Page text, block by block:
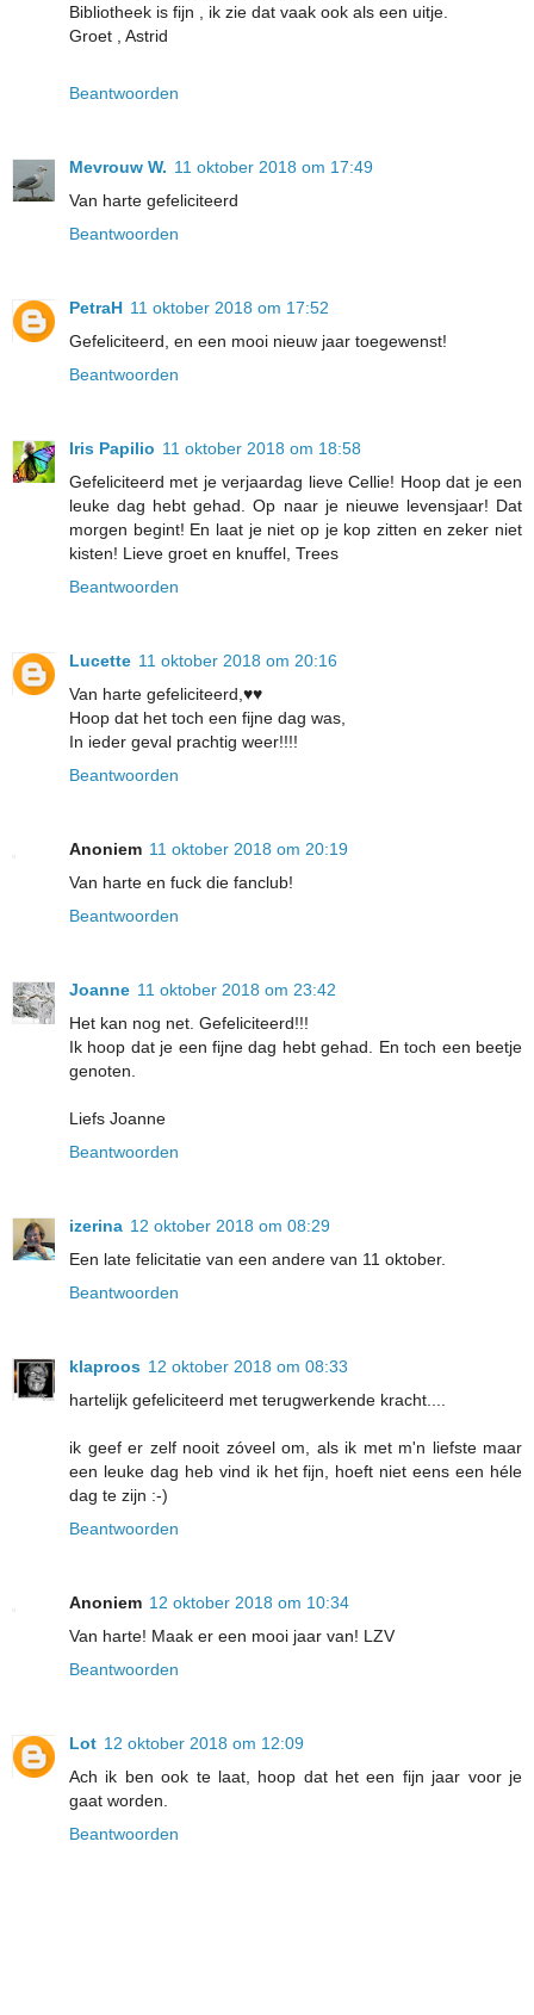
Bibliotheek is fijn , ik zie dat vaak ook als een uitje.
Groet , Astrid
Beantwoorden
Mevrouw W. 11 oktober 2018 om 17:49
Van harte gefeliciteerd
Beantwoorden
PetraH 11 oktober 2018 om 17:52
Gefeliciteerd, en een mooi nieuw jaar toegewenst!
Beantwoorden
Iris Papilio 11 oktober 2018 om 18:58
Gefeliciteerd met je verjaardag lieve Cellie! Hoop dat je een
leuke dag hebt gehad. Op naar je nieuwe levensjaar! Dat
morgen begint! En laat je niet op je kop zitten en zeker niet
kisten! Lieve groet en knuffel, Trees
Beantwoorden
Lucette 11 oktober 2018 om 20:16
Van harte gefeliciteerd,♥♥
Hoop dat het toch een fijne dag was,
In ieder geval prachtig weer!!!!
Beantwoorden
Anoniem 11 oktober 2018 om 20:19
Van harte en fuck die fanclub!
Beantwoorden
Joanne 11 oktober 2018 om 23:42
Het kan nog net. Gefeliciteerd!!!
Ik hoop dat je een fijne dag hebt gehad. En toch een beetje
genoten.
Liefs Joanne
Beantwoorden
izerina 12 oktober 2018 om 08:29
Een late felicitatie van een andere van 11 oktober.
Beantwoorden
klaproos 12 oktober 2018 om 08:33
hartelijk gefeliciteerd met terugwerkende kracht....
ik geef er zelf nooit zóveel om, als ik met m'n liefste maar
een leuke dag heb vind ik het fijn, hoeft niet eens een héle
dag te zijn :-)
Beantwoorden
Anoniem 12 oktober 2018 om 10:34
Van harte! Maak er een mooi jaar van! LZV
Beantwoorden
Lot 12 oktober 2018 om 12:09
Ach ik ben ook te laat, hoop dat het een fijn jaar voor je
gaat worden.
Beantwoorden